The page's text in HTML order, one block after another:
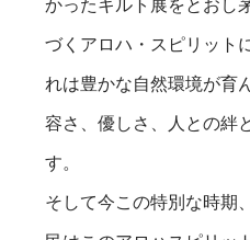
かったキルト展をとおし
づくアロハ・スピリット
れは豊かな自然環境が育
容さ、優しさ、人との絆
す。
そして今この特別な時期